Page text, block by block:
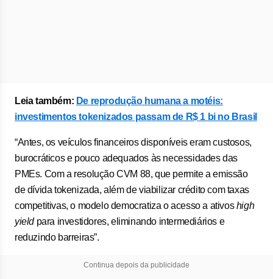
Leia também: De reprodução humana a motéis:
investimentos tokenizados passam de R$ 1 bi no Brasil
“Antes, os veículos financeiros disponíveis eram custosos,
burocráticos e pouco adequados às necessidades das
PMEs. Com a resolução CVM 88, que permite a emissão
de dívida tokenizada, além de viabilizar crédito com taxas
competitivas, o modelo democratiza o acesso a ativoshigh
yield para investidores, eliminando intermediários e
reduzindo barreiras”.
Continua depois da publicidade